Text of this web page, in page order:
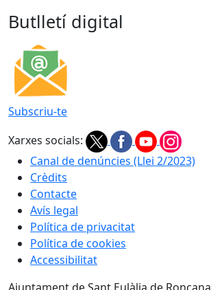
Butlletí digital
Subscriu-te
Xarxes socials:
Canal de denúncies (Llei 2/2023)
Crèdits
Contacte
Avís legal
Política de privacitat
Política de cookies
Accessibilitat